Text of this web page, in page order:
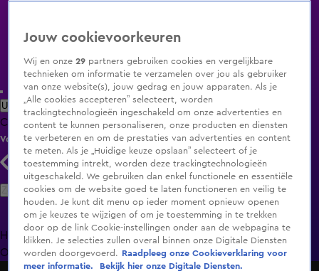
Uitzending Gemist Populaire programma's Zenders Genres
ClipsFilmsRadioSmart TV inlogShop
Volg KIJK
Zoeken
HomeUitzending Gemist Programma's De Bondgenoten
OranjezomerLivestreamsShop
Jouw cookievoorkeuren
Wij en onze29 partners gebruiken cookies en vergelijkbare
technieken om informatie te verzamelen over jou als gebruiker
van onze website(s), jouw gedrag en jouw apparaten. Als je
„Alle cookies accepteren” selecteert, worden
trackingtechnologieën ingeschakeld om onze advertenties en
content te kunnen personaliseren, onze producten en diensten
te verbeteren en om de prestaties van advertenties en content
te meten. Als je „Huidige keuze opslaan” selecteert of je
toestemming intrekt, worden deze trackingtechnologieën
uitgeschakeld. We gebruiken dan enkel functionele en essentiële
cookies om de website goed te laten functioneren en veilig te
houden. Je kunt dit menu op ieder moment opnieuw openen
om je keuzes te wijzigen of om je toestemming in te trekken
door op de link Cookie-instellingen onder aan de webpagina te
klikken. Je selecties zullen overal binnen onze Digitale Diensten
worden doorgevoerd.
Raadpleeg onze Cookieverklaring voor
meer informatie.
Bekijk hier onze Digitale Diensten.